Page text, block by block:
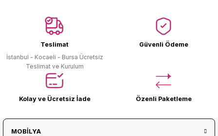
Teslimat
İstanbul - Kocaeli - Bursa Ücretsiz
Teslimat ve Kurulum
Güvenli Ödeme
Kolay ve Ücretsiz İade Özenli Paketleme
MOBİLYA